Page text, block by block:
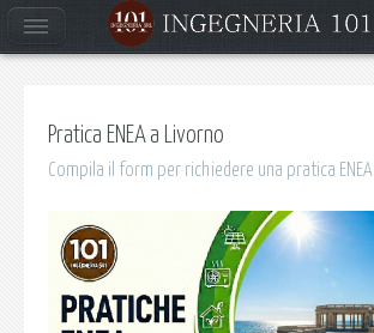
Pratica ENEA a Livorno
Compila il form per richiedere una pratica ENEA